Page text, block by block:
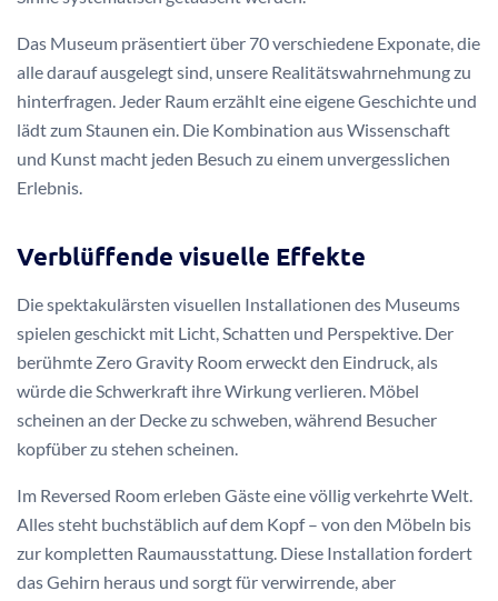
Das Museum präsentiert über 70 verschiedene Exponate, die
alle darauf ausgelegt sind, unsere Realitätswahrnehmung zu
hinterfragen. Jeder Raum erzählt eine eigene Geschichte und
lädt zum Staunen ein. Die Kombination aus Wissenschaft
und Kunst macht jeden Besuch zu einem unvergesslichen
Erlebnis.
Verblüffende visuelle Effekte
Die spektakulärsten visuellen Installationen des Museums
spielen geschickt mit Licht, Schatten und Perspektive. Der
berühmte Zero Gravity Room erweckt den Eindruck, als
würde die Schwerkraft ihre Wirkung verlieren. Möbel
scheinen an der Decke zu schweben, während Besucher
kopfüber zu stehen scheinen.
Im Reversed Room erleben Gäste eine völlig verkehrte Welt.
Alles steht buchstäblich auf dem Kopf – von den Möbeln bis
zur kompletten Raumausstattung. Diese Installation fordert
das Gehirn heraus und sorgt für verwirrende, aber